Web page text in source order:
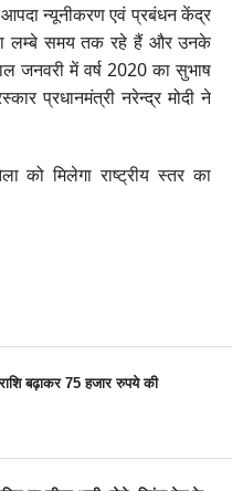
आपदा न्यूनीकरण एवं प्रबंधन केंद्र
लम्बे समय तक रहे हैं और उनके
जनवरी में वर्ष 2020 का सुभाष
प्रधानमंत्री नरेन्द्र मोदी ने
बढ़ाकर 75 हजार रुपये की